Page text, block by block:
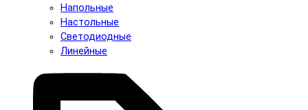
Напольные
Настольные
Светодиодные
Линейные